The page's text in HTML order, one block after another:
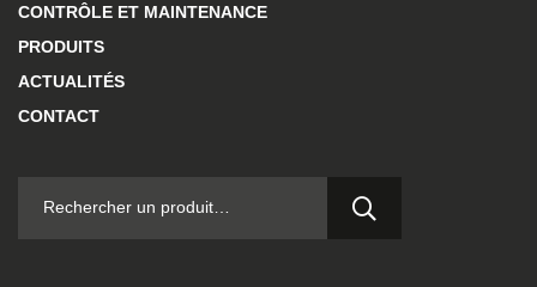
CONTRÔLE ET MAINTENANCE
PRODUITS
ACTUALITÉS
CONTACT